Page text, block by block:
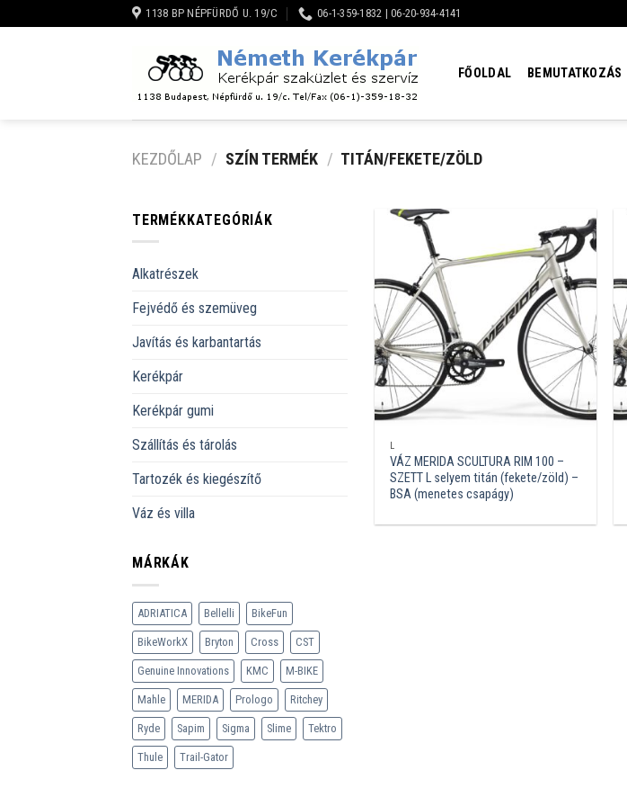
to
1138 BP NÉPFÜRDŐ U. 19/C 06-1-359-1832 | 06-20-934-4141
FŐOLDAL BEMUTATKOZÁS
KEZDŐLAP / SZÍN TERMÉK / TITÁN/FEKETE/ZÖLD
TERMÉKKATEGÓRIÁK
Alkatrészek
Fejvédő és szemüveg
Javítás és karbantartás
Kerékpár
Kerékpár gumi
Szállítás és tárolás
Tartozék és kiegészítő
Váz és villa
MÁRKÁK
ADRIATICA Bellelli BikeFun
BikeWorkX Bryton Cross CST
Genuine Innovations KMC M-BIKE
Mahle MERIDA Prologo Ritchey
Ryde Sapim Sigma Slime Tektro
Thule Trail-Gator
L
VÁZ MERIDA SCULTURA RIM 100 –
SZETT L selyem titán (fekete/zöld) –
BSA (menetes csapágy)